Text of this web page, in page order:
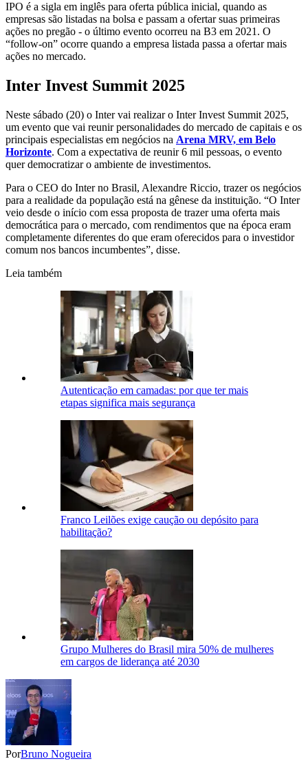
IPO é a sigla em inglês para oferta pública inicial, quando as
empresas são listadas na bolsa e passam a ofertar suas primeiras
ações no pregão - o último evento ocorreu na B3 em 2021. O
“follow-on” ocorre quando a empresa listada passa a ofertar mais
ações no mercado.
Inter Invest Summit 2025
Neste sábado (20) o Inter vai realizar o Inter Invest Summit 2025,
um evento que vai reunir personalidades do mercado de capitais e os
principais especialistas em negócios na Arena MRV, em Belo
Horizonte. Com a expectativa de reunir 6 mil pessoas, o evento
quer democratizar o ambiente de investimentos.
Para o CEO do Inter no Brasil, Alexandre Riccio, trazer os negócios
para a realidade da população está na gênese da instituição. “O Inter
veio desde o início com essa proposta de trazer uma oferta mais
democrática para o mercado, com rendimentos que na época eram
completamente diferentes do que eram oferecidos para o investidor
comum nos bancos incumbentes”, disse.
Leia também
Autenticação em camadas: por que ter mais
etapas significa mais segurança
Franco Leilões exige caução ou depósito para
habilitação?
Grupo Mulheres do Brasil mira 50% de mulheres
em cargos de liderança até 2030
PorBruno Nogueira